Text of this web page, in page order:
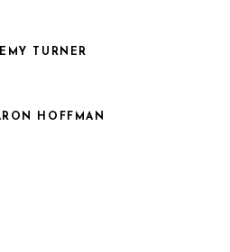
TURNER
HOFFMAN